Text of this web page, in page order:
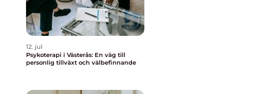
12. jul
Psykoterapi i Västerås: En väg till
personlig tillväxt och välbefinnande